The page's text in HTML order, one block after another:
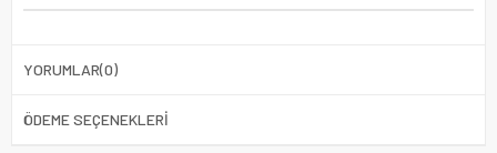
YORUMLAR(0)
ÖDEME SEÇENEKLERI